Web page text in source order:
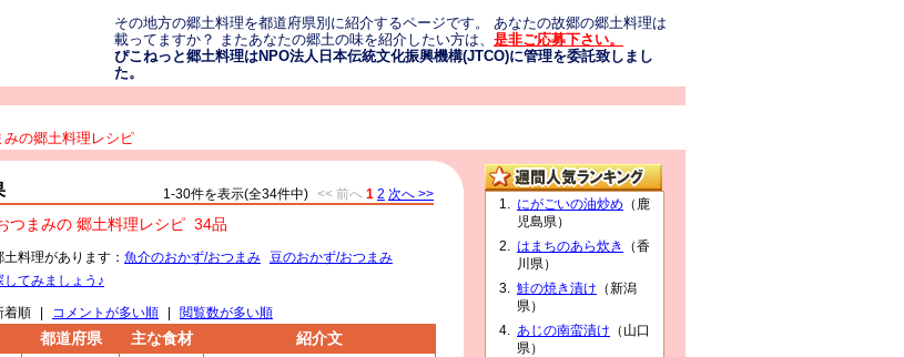
その地方の郷土料理を都道府県別に紹介するページです。 あなたの故郷の郷土料理は
載ってますか？ またあなたの郷土の味を紹介したい方は、 是非ご応募下さい。
ぴこねっと郷土料理はNPO法人日本伝統文化振興機構(JTCO)に管理を委託致しまし
た。
みの郷土料理レシピ
1-30件を表示(全34件中) << 前へ 1 2 次へ >>
つまみの 郷土料理レシピ 34品
土料理があります： 魚介のおかず/おつまみ 豆のおかず/おつまみ
てみましょう♪
着順 コメントが多い順 閲覧数が多い順
都道府県 主な食材 紹介文
にがごいの油炒め （鹿
児島県）
はまちのあら炊き
（香
川県）
鮭の焼き漬け （新潟
県）
あじの南蛮漬け （山口
県）